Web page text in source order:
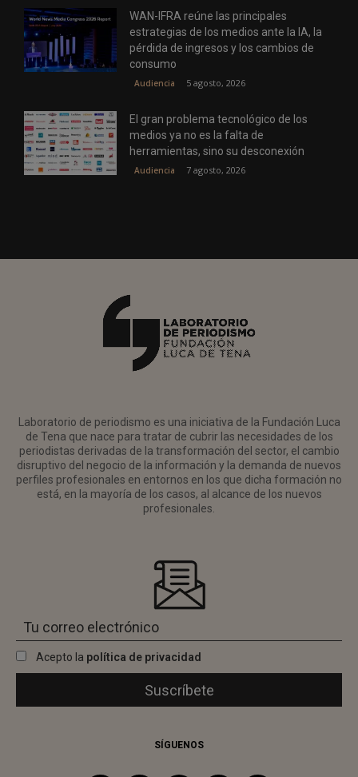
WAN-IFRA reúne las principales
estrategias de los medios ante la IA, la
pérdida de ingresos y los cambios de
consumo
Audiencia 5 agosto, 2026
El gran problema tecnológico de los
medios ya no es la falta de
herramientas, sino su desconexión
Audiencia 7 agosto, 2026
Laboratorio de periodismo es una iniciativa de la Fundación Luca
de Tena que nace para tratar de cubrir las necesidades de los
periodistas derivadas de la transformación del sector, el cambio
disruptivo del negocio de la información y la demanda de nuevos
perfiles profesionales en entornos en los que dicha formación no
está, en la mayoría de los casos, al alcance de los nuevos
profesionales.
Acepto la política de privacidad
SÍGUENOS